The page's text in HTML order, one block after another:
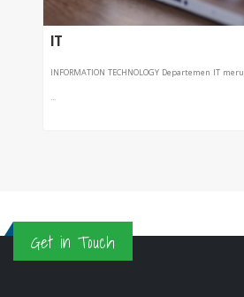
IT
INFORMATION TECHNOLOGY Departemen IT
...
Get in Touch